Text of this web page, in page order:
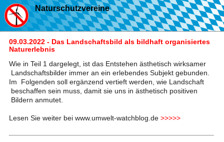
Naturschutzvereine
09.03.2022 - Das Landschaftsbild als bildhaft organisiertes
Naturerlebnis
Wie in Teil 1 dargelegt, ist das Entstehen ästhetisch wirksamer
Landschaftsbilder immer an ein erlebendes Subjekt gebunden.
Im Folgenden soll ergänzend vertieft werden, wie Landschaft
beschaffen sein muss, damit sie uns in ästhetisch positiven
Bildern anmutet.
Lesen Sie weiter bei www.umwelt-watchblog.de >>>>>